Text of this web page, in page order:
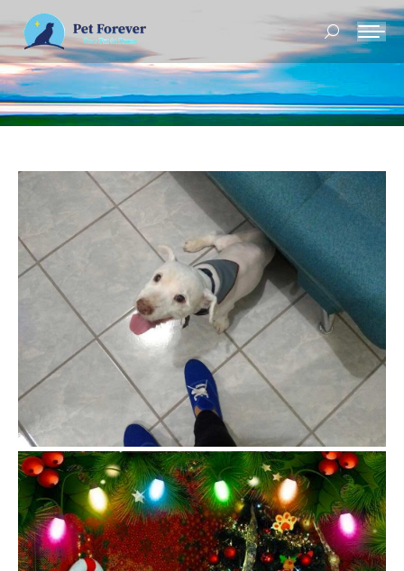
Buscar: